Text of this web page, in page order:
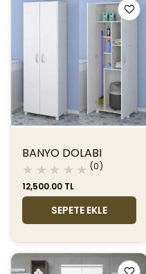
(0)
BANYO DOLABI
Normal
fiyat
12,500.00 TL
SEPETE EKLE